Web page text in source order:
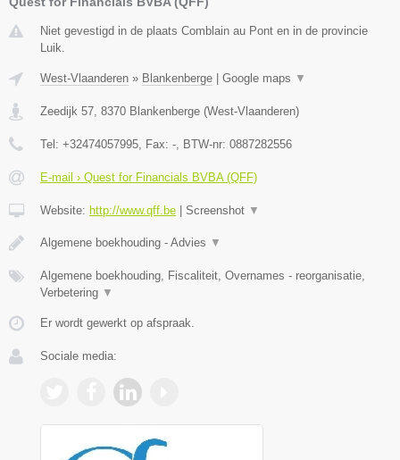
Niet gevestigd in de plaats Comblain au Pont en in de provincie
Luik.
West-Vlaanderen » Blankenberge Google maps ▼
Zeedijk 57, 8370 Blankenberge (West-Vlaanderen)
Tel: +32474057995, Fax: -, BTW-nr: 0887282556
E-mail › Quest for Financials BVBA (QFF)
Website: http://www.qff.be Screenshot ▼
Algemene boekhouding - Advies ▼
Algemene boekhouding, Fiscaliteit, Overnames - reorganisatie,
Verbetering ▼
Er wordt gewerkt op afspraak.
Sociale media: